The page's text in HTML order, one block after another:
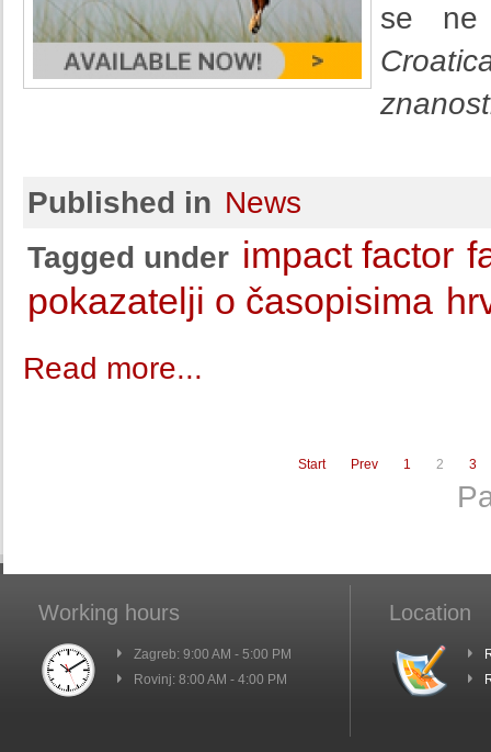
se ne
Published in News
Tagged under impact factor
pokazatelji o časopisima
Read more...
Start Prev 1 2 3
Working hours
Zagreb: 9:00 AM - 5:00 PM
Rovinj: 8:00 AM - 4:00 PM
Location